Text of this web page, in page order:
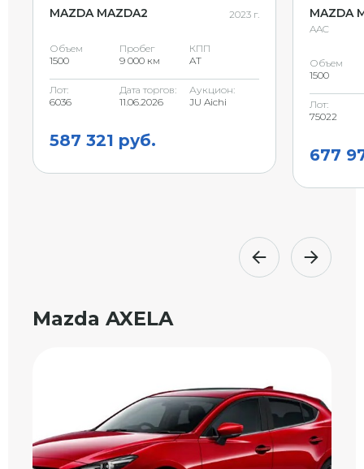
MAZDA MAZDA2 2023 г.
Объем
1500
Пробег
9 000 км
КПП
AT
Лот:
6036
Дата торгов:
11.06.2026
Аукцион:
JU Aichi
587 321 руб.
MAZDA
AAC
Объем
1500
Лот:
75022
677
Mazda AXELA